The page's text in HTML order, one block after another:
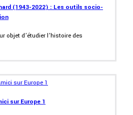
(1943-2022) : Les outils socio-
objet d’étudier l’histoire des
sur Europe 1